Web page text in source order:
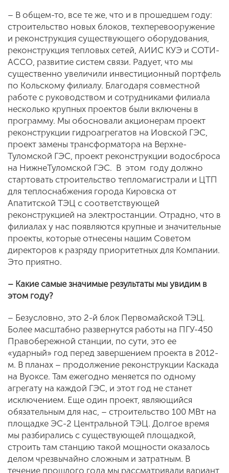
– В общем-то, все те же, что и в прошедшем году:
строительство новых блоков, техперевооружение
и реконструкция существующего оборудования,
реконструкция тепловых сетей, АИИС КУЭ и СОТИ-
АССО, развитие систем связи. Радует, что мы
существенно увеличили инвестиционный портфель
по Кольскому филиалу. Благодаря совместной
работе с руководством и сотрудниками филиала
несколько крупных проектов были включены в
программу. Мы обосновали акционерам проект
реконструкции гидроагрегатов на Иовской ГЭС,
проект замены трансформатора на Верхне-
Туломской ГЭС, проект реконструкции водосброса
на НижнеТуломской ГЭС. В этом году должно
стартовать строительство тепломагистрали и ЦТП
для теплоснабжения города Кировска от
Апатитской ТЭЦ с соответствующей
реконструкцией на электростанции. Отрадно, что в
филиалах у нас появляются крупные и значительные
проекты, которые отнесены нашим Советом
директоров к разряду приоритетных для Компании.
Это приятно.
– Какие самые значимые результаты мы увидим в
этом году?
– Безусловно, это 2-й блок Первомайской ТЭЦ.
Более масштабно развернутся работы на ПГУ-450
Правобережной станции, по сути, это ее
«ударный» год перед завершением проекта в 2012-
м. В планах – продолжение реконструкции Каскада
на Вуоксе. Там ежегодно меняется по одному
агрегату на каждой ГЭС, и этот год не станет
исключением. Еще один проект, являющийся
обязательным для нас, – строительство 100 МВт на
площадке ЭС-2 Центральной ТЭЦ. Долгое время
мы разбирались с существующей площадкой,
строить там станцию такой мощности оказалось
делом чрезвычайно сложным и затратным. В
течение прошлого года мы рассматривали вариант